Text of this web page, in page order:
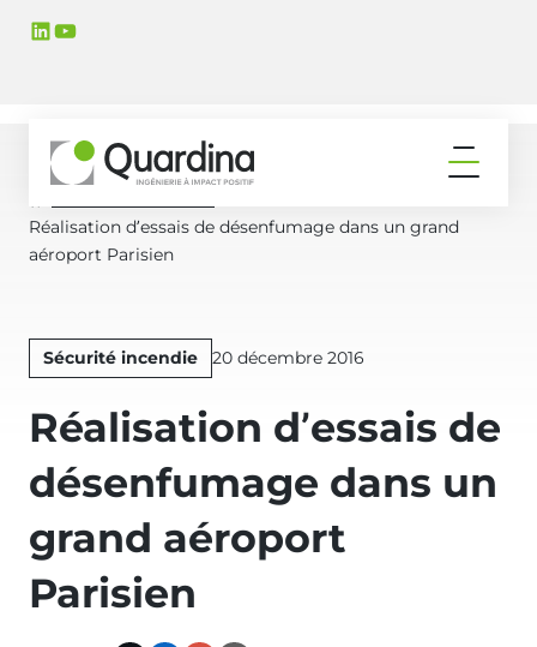
LinkedIn
YouTube
Ouvrir
Accueil
Réalisation d’essais de désenfumage dans un grand
aéroport Parisien
Sécurité incendie
Publié
le
20 décembre 2016
Réalisation d’essais de
désenfumage dans un
grand aéroport
Parisien